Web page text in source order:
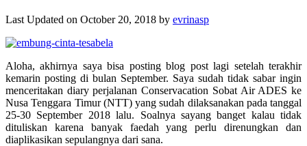
Last Updated on October 20, 2018 by evrinasp
Aloha, akhirnya saya bisa posting blog post lagi setelah terakhir
kemarin posting di bulan September. Saya sudah tidak sabar ingin
menceritakan diary perjalanan Conservacation Sobat Air ADES ke
Nusa Tenggara Timur (NTT) yang sudah dilaksanakan pada tanggal
25-30 September 2018 lalu. Soalnya sayang banget kalau tidak
dituliskan karena banyak faedah yang perlu direnungkan dan
diaplikasikan sepulangnya dari sana.